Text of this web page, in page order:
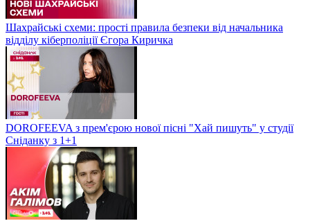
Шахрайські схеми: прості правила безпеки від начальника
відділу кіберполіції Єгора Киричка
DOROFEEVA з прем'єрою нової пісні "Хай пишуть" у студії
Сніданку з 1+1